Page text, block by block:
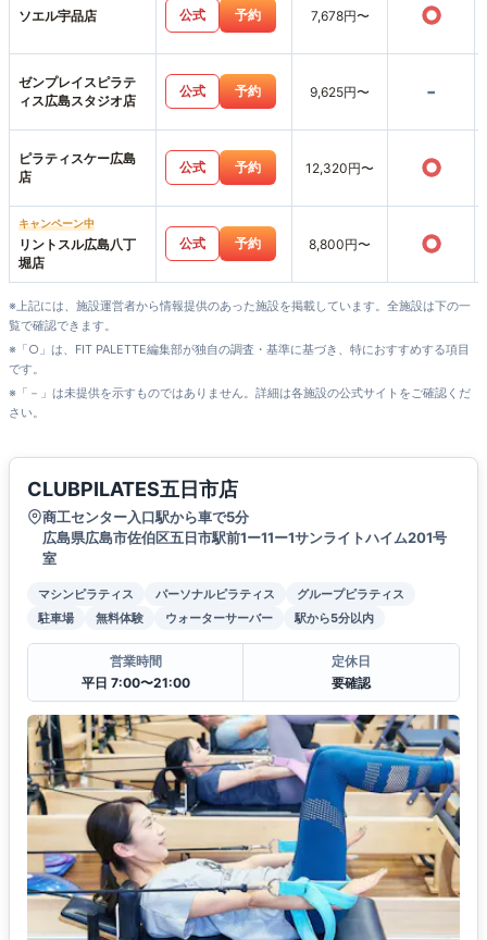
ソエル宇品店 公式 予約 7,678円〜 ○
ゼンプレイスピラテ
ィス広島スタジオ店
公式 予約 9,625円〜 -
ピラティスケー広島
店
公式 予約 12,320円〜 ○
キャンペーン中
リントスル広島八丁
堀店
公式 予約 8,800円〜 ○
※上記には、施設運営者から情報提供のあった施設を掲載しています。全施設は下の一
覧で確認できます。
※「○」は、FIT PALETTE編集部が独自の調査・基準に基づき、特におすすめする項目
です。
※「－」は未提供を示すものではありません。詳細は各施設の公式サイトをご確認くだ
さい。
CLUBPILATES五日市店
商工センター入口駅から車で5分
広島県広島市佐伯区五日市駅前1ー11ー1サンライトハイム201号
室
マシンピラティス パーソナルピラティス
グループピラティス
駐車場
無料体験 ウォーターサーバー 駅から5分以内
営業時間
平日 7:00〜21:00
定休日
要確認